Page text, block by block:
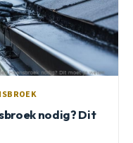
nodig? Dit